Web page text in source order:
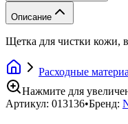
Описание
Щетка для чистки кожи,
Расходные
Нажмите для
Артикул: 013136•Бренд: